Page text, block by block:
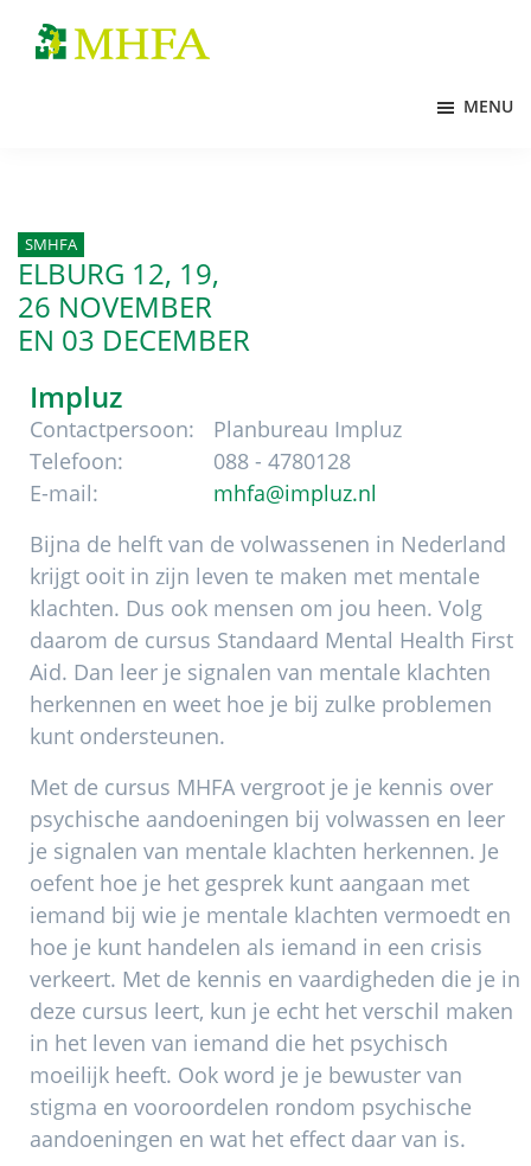
naar
naar
naar
MENU
SMHFA
ELBURG 12, 19,
26 NOVEMBER
EN 03 DECEMBER
Impluz
Contactpersoon:
Planbureau Impluz
Telefoon:
088 - 4780128
E-mail:
mhfa@impluz.nl
Bijna de helft van de volwassenen in Nederland
krijgt ooit in zijn leven te maken met mentale
klachten. Dus ook mensen om jou heen. Volg
daarom de cursus Standaard Mental Health First
Aid. Dan leer je signalen van mentale klachten
herkennen en weet hoe je bij zulke problemen
kunt ondersteunen.
Met de cursus MHFA vergroot je je kennis over
psychische aandoeningen bij volwassen en leer
je signalen van mentale klachten herkennen. Je
oefent hoe je het gesprek kunt aangaan met
iemand bij wie je mentale klachten vermoedt en
hoe je kunt handelen als iemand in een crisis
verkeert. Met de kennis en vaardigheden die je in
deze cursus leert, kun je echt het verschil maken
in het leven van iemand die het psychisch
moeilijk heeft. Ook word je je bewuster van
stigma en vooroordelen rondom psychische
aandoeningen en wat het effect daar van is.